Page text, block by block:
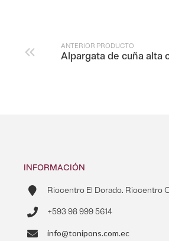
ANTERIOR PRODUCTO
Alpargata de cuña alta
INFORMACIÓN
Riocentro El Dorado. Riocentro
+593 98 999 5614
info@tonipons.com.ec